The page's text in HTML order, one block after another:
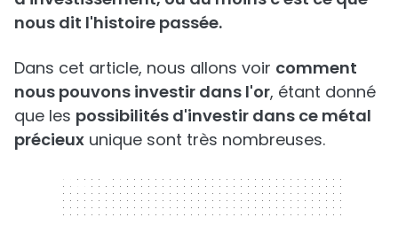
nous dit l'histoire passée.
Dans cet article, nous allons voir comment
nous pouvons investir dans l'or, étant donné
que les possibilités d'investir dans ce métal
précieux unique sont très nombreuses.
320 x 50